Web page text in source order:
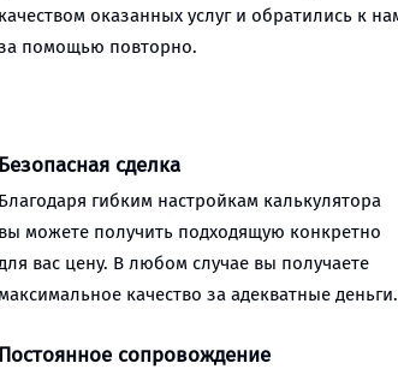
качеством оказанных услуг и обратились к
помощью повторно.
Безопасная сделка
Благодаря гибким настройкам калькулятора
вы можете получить подходящую конкретно
вас цену. В любом случае вы получаете
максимальное качество за адекватные деньги.
Постоянное сопровождение